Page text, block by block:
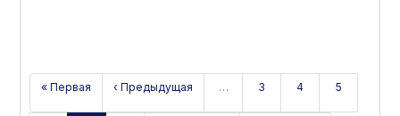
« Первая ‹ Предыдущая … 3 4 5